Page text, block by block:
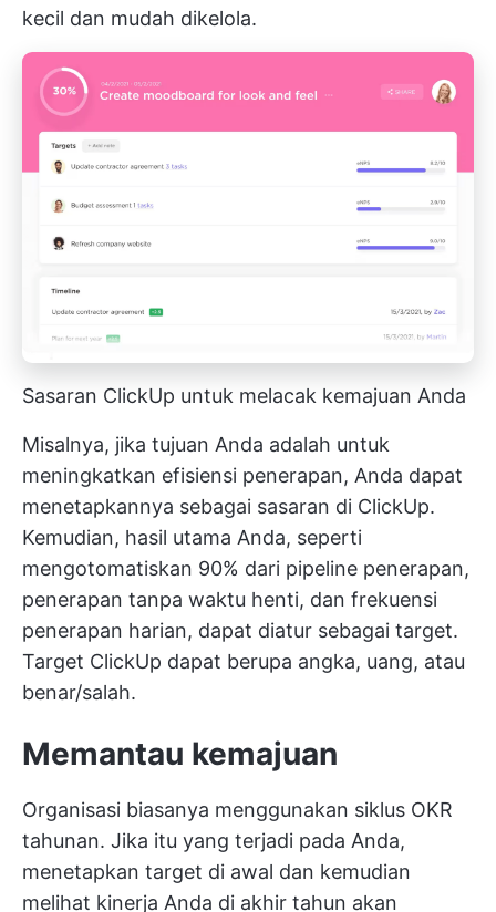
kecil dan mudah dikelola.
Sasaran ClickUp untuk melacak kemajuan Anda
Misalnya, jika tujuan Anda adalah untuk
meningkatkan efisiensi penerapan, Anda dapat
menetapkannya sebagai sasaran di ClickUp.
Kemudian, hasil utama Anda, seperti
mengotomatiskan 90% dari pipeline penerapan,
penerapan tanpa waktu henti, dan frekuensi
penerapan harian, dapat diatur sebagai target.
Target ClickUp dapat berupa angka, uang, atau
benar/salah.
Memantau kemajuan
Organisasi biasanya menggunakan siklus OKR
tahunan. Jika itu yang terjadi pada Anda,
menetapkan target di awal dan kemudian
melihat kinerja Anda di akhir tahun akan